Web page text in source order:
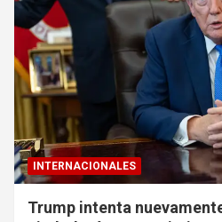
INTERNACIONALES
Trump intenta